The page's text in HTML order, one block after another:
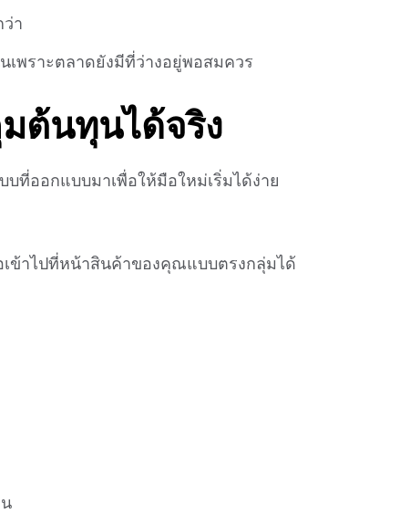
า
เพราะตลาดยังมีที่ว่างอยู่พอสมควร
ต้นทุนได้จริง
ที่ออกแบบมาเพื่อให้มือใหม่เริ่มได้ง่าย
เข้าไปที่หน้าสินค้าของคุณแบบตรงกลุ่มได้